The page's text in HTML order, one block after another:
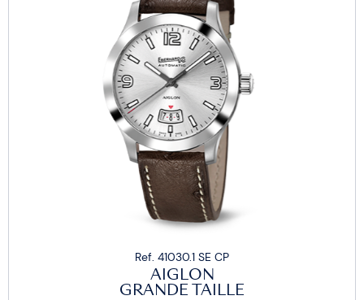
Ref. 41030.1 SE CP
AIGLON
GRANDE TAILLE